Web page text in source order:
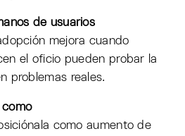
de usuarios
mejora cuando
el oficio pueden probar la
problemas reales.
como aumento de